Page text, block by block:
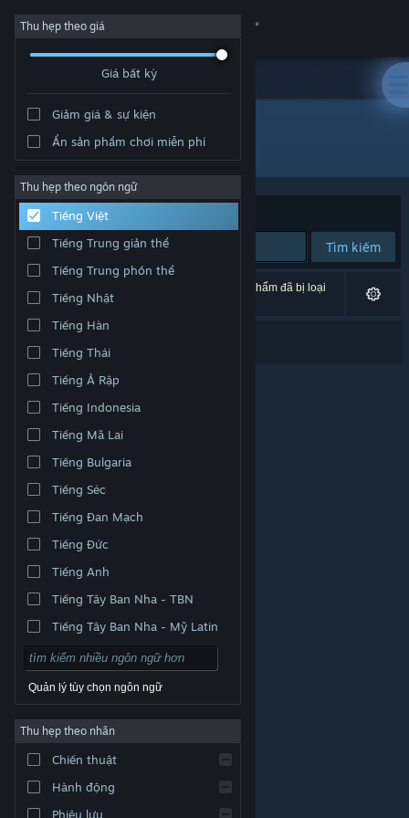
Đăng nhập
Cộng đồng
Thông tin
Hỗ trợ
Thay đổi ngôn ngữ
Cài ứng dụng Steam di động
Xem web cho desktop
thương hiệu là tài sản của chủ sở hữu tương ứng tại
Pháp lý
Hỗ trợ tiếp cận
ký Steam
|Hoàn tiền|
Thu hẹp theo giá
Giá bất kỳ
Giảm giá & sự kiện
Ẩn sản phẩm chơi miễn phí
Thu hẹp theo ngôn ngữ
Tiếng Việt
Tiếng Trung giản thể
Tiếng Trung phồn thể
Tiếng Nhật
Tiếng Hàn
Tiếng Thái
Tiếng Ả Rập
Tiếng Indonesia
Tiếng Mã Lai
Tiếng Bulgaria
Tiếng Séc
Tiếng Đan Mạch
Tiếng Đức
Tiếng Anh
Tiếng Tây Ban Nha - TBN
Tiếng Tây Ban Nha - Mỹ Latin
Quản lý tùy chọn ngôn ngữ
Thu hẹp theo nhãn
Chiến thuật
Hành động
Phiêu lưu
Nhà phát triển: Undertow Games
Xếp theo Độ liên quan
Tìm kiếm
1 kết quả phù hợp tìm kiếm của bạn. 6 tựa sản phẩm đã bị loại
trừ dựa trên tùy chỉnh của bạn.